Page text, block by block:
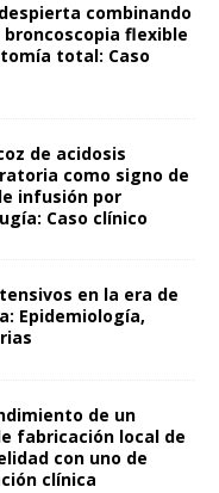
combinando
flexible
total: Caso
de acidosis
como signo de
infusión por
Caso clínico
en la era de
Epidemiología,
de un
fabricación local de
con uno de
clínica